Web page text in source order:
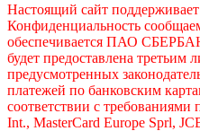
Настоящий сайт
Конфиденциальность
обеспечивается ПАО
будет предоставлена третьим
предусмотренных
платежей по банковским
соответствии с
Int., MasterCard Europe Sprl,